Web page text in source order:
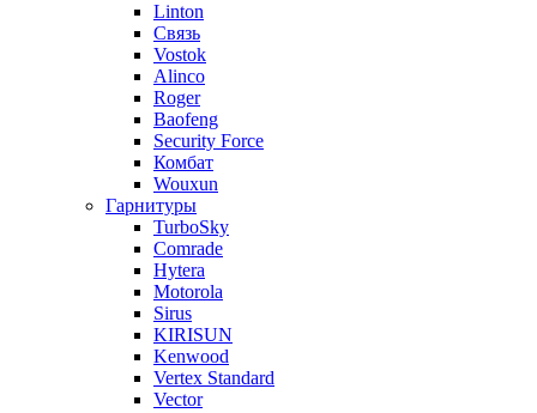
Linton
Связь
Vostok
Alinco
Roger
Baofeng
Security Force
Комбат
Wouxun
Гарнитуры
TurboSky
Comrade
Hytera
Motorola
Sirus
KIRISUN
Kenwood
Vertex Standard
Vector